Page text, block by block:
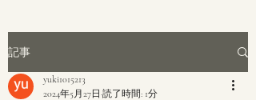
記事
yuki1015213
2024年5月27日 読了時間: 1分